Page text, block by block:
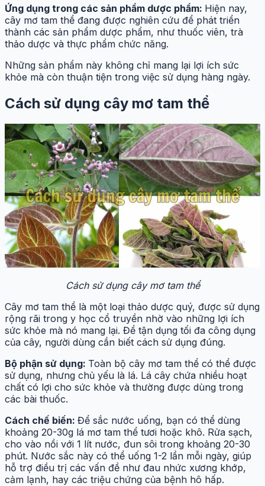
Ứng dụng trong các sản phẩm dược phẩm: Hiện nay,
cây mơ tam thể đang được nghiên cứu để phát triển
thành các sản phẩm dược phẩm, như thuốc viên, trà
thảo dược và thực phẩm chức năng.
Những sản phẩm này không chỉ mang lại lợi ích sức
khỏe mà còn thuận tiện trong việc sử dụng hàng ngày.
Cách sử dụng cây mơ tam thể
Cách sử dụng cây mơ tam thể
Cây mơ tam thể là một loại thảo dược quý, được sử dụng
rộng rãi trong y học cổ truyền nhờ vào những lợi ích
sức khỏe mà nó mang lại. Để tận dụng tối đa công dụng
của cây, người dùng cần biết cách sử dụng đúng.
Bộ phận sử dụng: Toàn bộ cây mơ tam thể có thể được
sử dụng, nhưng chủ yếu là lá. Lá cây chứa nhiều hoạt
chất có lợi cho sức khỏe và thường được dùng trong
các bài thuốc.
Cách chế biến: Để sắc nước uống, bạn có thể dùng
khoảng 20-30g lá mơ tam thể tươi hoặc khô. Rửa sạch,
cho vào nồi với 1 lít nước, đun sôi trong khoảng 20-30
phút. Nước sắc này có thể uống 1-2 lần mỗi ngày, giúp
hỗ trợ điều trị các vấn đề như đau nhức xương khớp,
cảm lạnh, hay các triệu chứng của bệnh hô hấp.